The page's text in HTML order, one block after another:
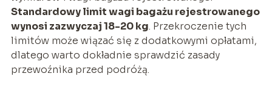
Standardowy limit wagi bagażu rejestrowanego
wynosi zazwyczaj 18-20 kg. Przekroczenie tych
limitów może wiązać się z dodatkowymi opłatami,
dlatego warto dokładnie sprawdzić zasady
przewoźnika przed podróżą.